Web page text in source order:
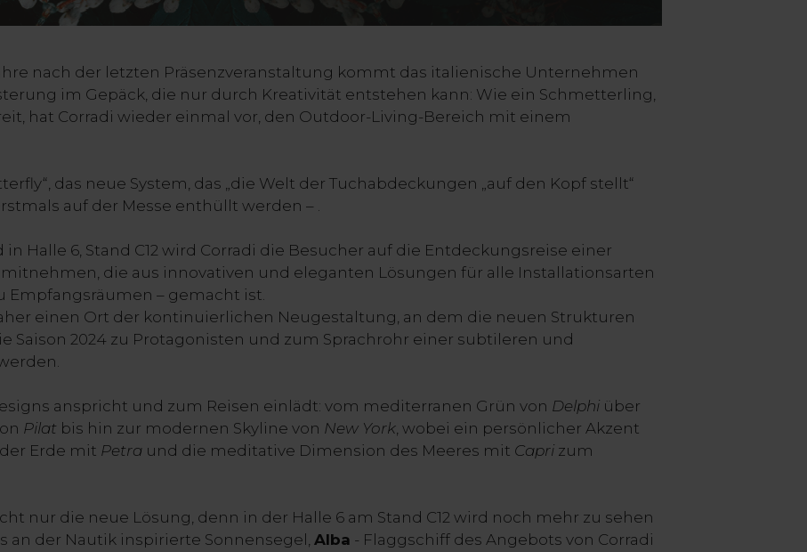
nach der letzten Präsenzveranstaltung kommt das italienische Unternehmen
im Gepäck, die nur durch Kreativität entstehen kann: Wie ein Schmetterling,
hat Corradi wieder einmal vor, den Outdoor-Living-Bereich mit einem
das neue System, das „die Welt der Tuchabdeckungen „auf den Kopf stellt“
auf der Messe enthüllt werden – .
Halle 6, Stand C12 wird Corradi die Besucher auf die Entdeckungsreise einer
die aus innovativen und eleganten Lösungen für alle Installationsarten
Empfangsräumen – gemacht ist.
einen Ort der kontinuierlichen Neugestaltung, an dem die neuen Strukturen
Saison 2024 zu Protagonisten und zum Sprachrohr einer subtileren und
anspricht und zum Reisen einlädt: vom mediterranen Grün von Delphiüber
Pilat bis hin zur modernen Skyline von New York, wobei ein persönlicher Akzent
Erde mit Petraund die meditative Dimension des Meeres mit Caprizum
nur die neue Lösung, denn in der Halle 6 am Stand C12 wird noch mehr zu sehen
an der Nautik inspirierte Sonnensegel, Alba - Flaggschiff des Angebots von Corradi